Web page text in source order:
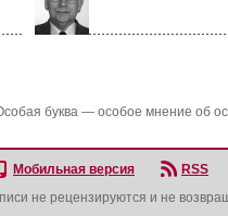
буква — особое мнение об
Мобильная версия
RSS
не рецензируются и не